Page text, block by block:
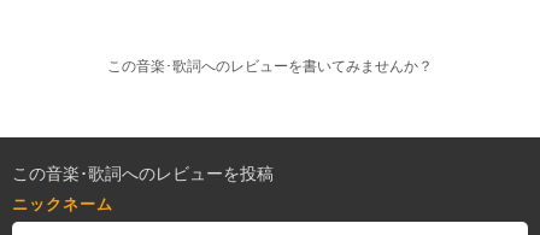
この音楽･歌詞へのレビューを書いてみませんか？
この音楽･歌詞へのレビューを投稿
ニックネーム